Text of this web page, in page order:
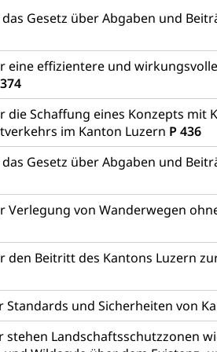
Gesetz über Abgaben und
eine effizientere und
die Schaffung eines Konzepts mit
im Kanton Luzern P 436
Gesetz über Abgaben und
Verlegung von Wanderwegen
den Beitritt des Kantons Luzern
und Sicherheiten von
stehen Landschaftsschutzzonen
Sporthallen
Tiermedizin, Tierarzt,
Erbschaft, Todesschein,
Berufssoldat,
(WAS
Feuerwehr, Gesundheitswesen,